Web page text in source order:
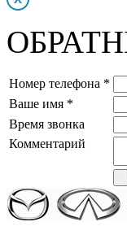
Номер телефона *
Ваше имя *
Время звонка
Комментарий